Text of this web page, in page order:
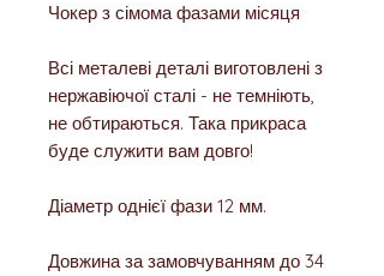
Чокер з сімома фазами місяця
Всі металеві деталі виготовлені з
нержавіючої сталі - не темніють,
не обтираються. Така прикраса
буде служити вам довго!
Діаметр однієї фази 12 мм.
Довжина за замовчуванням до 34